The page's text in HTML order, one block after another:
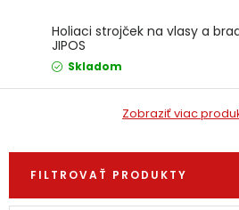
Príslušenstvo pre
Vybavenie a hračky pre deti
Ochranné pracovné
Holiaci strojček na vlasy a
JIPOS
Skladom
Zobraziť viac
FILTROVAŤ PRODUKTY